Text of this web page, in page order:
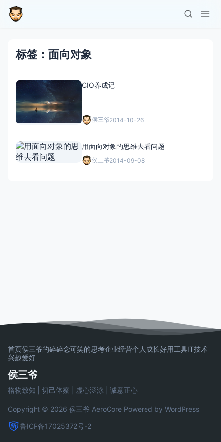
标签：面向对象
CIO养成记
侯三爷2014-10-26
用面向对象的思维去看问题
侯三爷2014-09-08
首页侯三爷的碎碎念可笑的思考企业经营个人成长好用工具IT技术
兴趣爱好
侯三爷
格物致知 | 切己体察 | 虚心涵泳 | 诚意正心
Copyright © 2026 侯三爷 AeroCore Powered by WordPress
鲁ICP备17025372号-2